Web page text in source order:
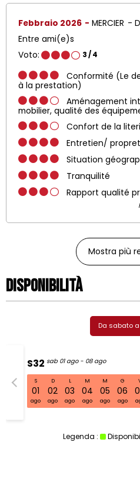
Febbraio 2026 MERCIER
Entre ami(e)s
Voto:
3/ 4
Conformité (Le
à la prestation)
Aménagement
mobilier, qualité des
Confort de la
Entretien/
Situation
Tranquilité
Rapport qualité
Mostra più
Disponibilità
Da sabato
S32 sab 01 ago - 08 ago
S
01
ago
D
02
ago
L
03
ago
M
04
ago
M
05
ago
G
06
ago
Legenda :